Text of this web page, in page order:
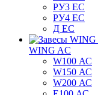
РУ3 EC
РУ4 EC
Д ЕС
WING AC
W100 АС
W150 АС
W200 АС